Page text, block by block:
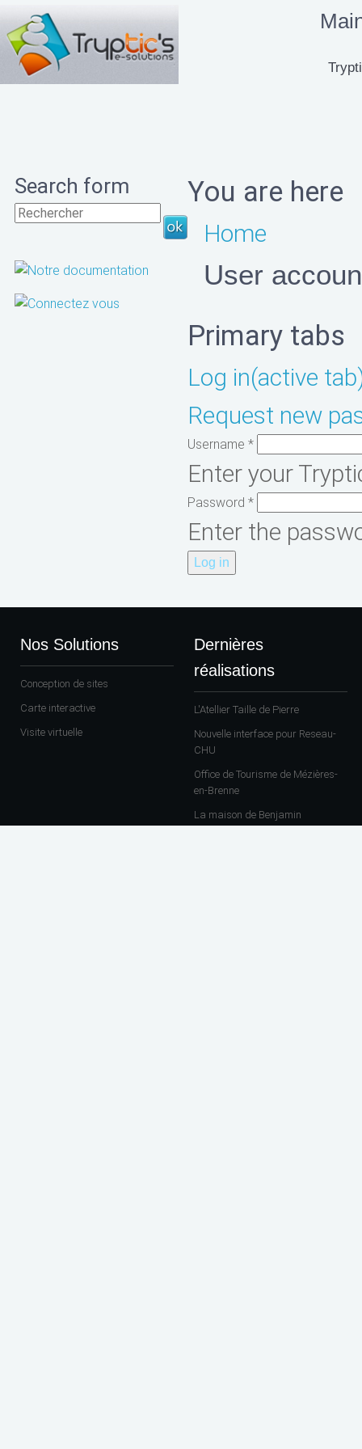
You are here
Home
User
Primary tabs
Log in(active
Request new
Username *
Enter your
Password *
Enter the
Search form
Nos Solutions
Conception de sites
Carte interactive
Visite virtuelle
Dernières
réalisations
L'Atellier Taille de Pierre
Nouvelle interface pour Reseau-
CHU
Office de Tourisme de Mézières-
en-Brenne
La maison de Benjamin